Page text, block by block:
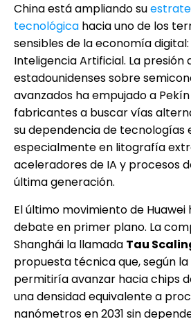
China está ampliando su
tecnológica hacia uno de los
sensibles de la economía
Inteligencia Artificial. La presión
estadounidenses sobre
avanzados ha empujado a
fabricantes a buscar vías
su dependencia de tecnologías
especialmente en litografía
aceleradores de IA y procesos
última generación.
El último movimiento de Huawei
debate en primer plano. La
Shanghái la llamada Tau
propuesta técnica que, según
permitiría avanzar hacia chips
una densidad equivalente a
nanómetros en 2031 sin